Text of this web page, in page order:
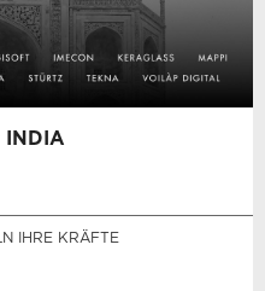
INDIA
IHRE KRÄFTE